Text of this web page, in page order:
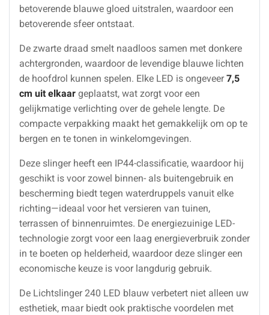
betoverende blauwe gloed uitstralen, waardoor een
betoverende sfeer ontstaat.
De zwarte draad smelt naadloos samen met donkere
achtergronden, waardoor de levendige blauwe lichten
de hoofdrol kunnen spelen. Elke LED is ongeveer7,5
cm uit elkaar geplaatst, wat zorgt voor een
gelijkmatige verlichting over de gehele lengte. De
compacte verpakking maakt het gemakkelijk om op te
bergen en te tonen in winkelomgevingen.
Deze slinger heeft een IP44-classificatie, waardoor hij
geschikt is voor zowel binnen- als buitengebruik en
bescherming biedt tegen waterdruppels vanuit elke
richting—ideaal voor het versieren van tuinen,
terrassen of binnenruimtes. De energiezuinige LED-
technologie zorgt voor een laag energieverbruik zonder
in te boeten op helderheid, waardoor deze slinger een
economische keuze is voor langdurig gebruik.
De Lichtslinger 240 LED blauw verbetert niet alleen uw
esthetiek, maar biedt ook praktische voordelen met